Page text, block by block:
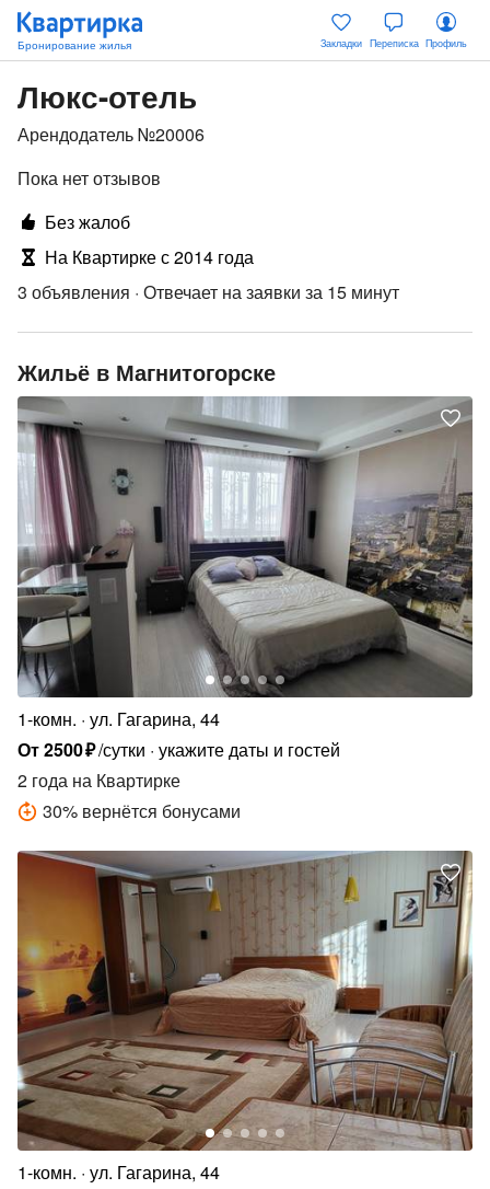
Закладки Переписка Профиль
Люкс-отель
Арендодатель №20006
Пока нет отзывов
Без жалоб
На Квартирке с 2014 года
3 объявления · Отвечает на заявки за 15 минут
Жильё в Магнитогорске
1-комн. ул. Гагарина, 44
От2500₽/сутки укажите даты и гостей
2 года на Квартирке
30% вернётся бонусами
1-комн. ул. Гагарина, 44